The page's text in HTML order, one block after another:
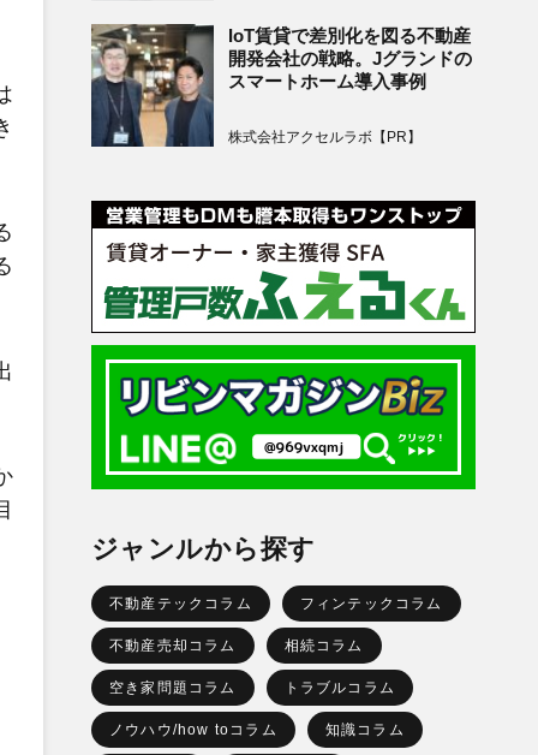
IoT賃貸で差別化を図る不動産
開発会社の戦略。Jグランドの
スマートホーム導入事例
株式会社アクセルラボ【PR】
ジャンルから探す
不動産テックコラム フィンテックコラム
不動産売却コラム 相続コラム
空き家問題コラム トラブルコラム
ノウハウ/how toコラム 知識コラム